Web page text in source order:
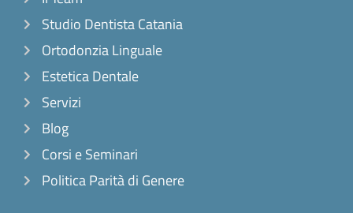
Studio Dentista Catania
Ortodonzia Linguale
Estetica Dentale
Servizi
Blog
Corsi e Seminari
Politica Parità di Genere